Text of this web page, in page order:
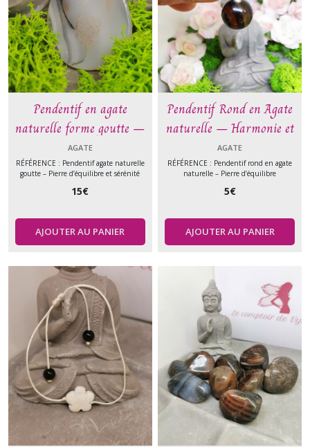
Pendentif en agate
naturelle forme goutte –
Équilibre et apaisement –
Pierre naturelle
AGATE
RÉFÉRENCE : Pendentif agate naturelle
goutte – Pierre d’équilibre et sérénité
15€
AJOUTER AU PANIER
Pendentif Rond en Agate
naturelle – Harmonie et
équilibre émotionnel –
Pierre naturelle
AGATE
RÉFÉRENCE : Pendentif rond en agate
naturelle – Pierre d’équilibre
5€
AJOUTER AU PANIER